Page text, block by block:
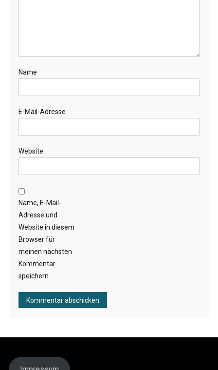
Name
E-Mail-Adresse
Website
Name, E-Mail-
Adresse und
Website in diesem
Browser für
meinen nächsten
Kommentar
speichern.